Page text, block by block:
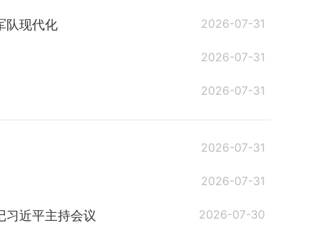
队现代化 2026-07-31
2026-07-31
2026-07-31
2026-07-31
2026-07-31
习近平主持会议 2026-07-30